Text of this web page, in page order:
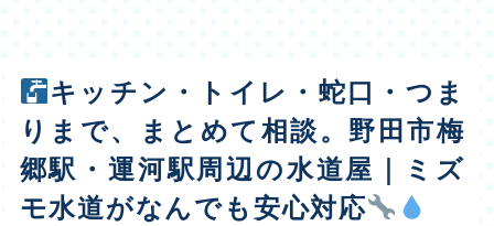
キッチン・トイレ・蛇口・つま
りまで、まとめて相談。野田市梅
郷駅・運河駅周辺の水道屋｜ミズ
モ水道がなんでも安心対応